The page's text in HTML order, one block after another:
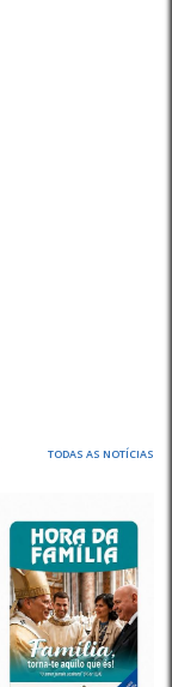
TODAS AS NOTÍCIAS